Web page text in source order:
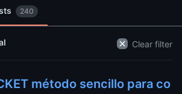
240
Clear filter
método sencillo para co